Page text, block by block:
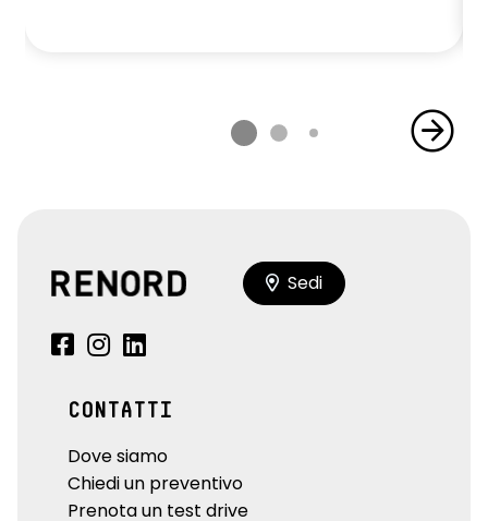
Sedi
CONTATTI
Dove siamo
Chiedi un preventivo
Prenota un test drive